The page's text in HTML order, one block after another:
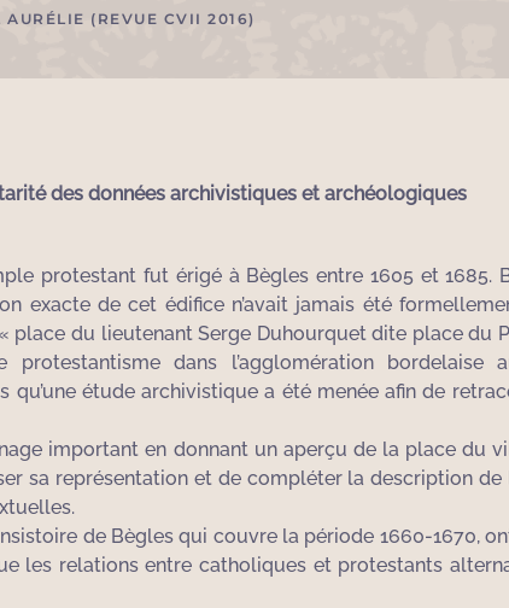
(REVUE CVII 2016)
des données archivistiques et archéologiques
protestant fut érigé à Bègles entre 1605 et 1685.
exacte de cet édifice n’avait jamais été
du lieutenant Serge Duhourquet dite place du
dans l’agglomération bordelaise
étude archivistique a été menée afin de
important en donnant un aperçu de la place du
sa représentation et de compléter la description de
de Bègles qui couvre la période 1660-1670,
les relations entre catholiques et protestants